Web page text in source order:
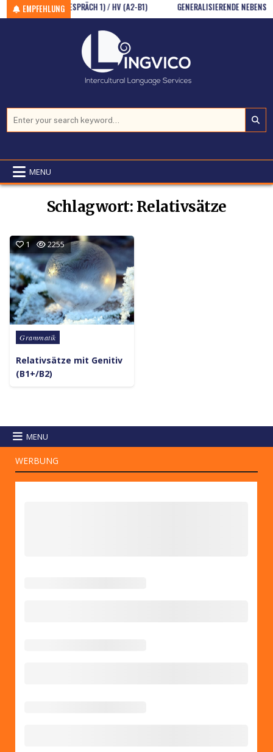
Skip to content
EMPFEHLUNG
(BERATUNGSGESPRÄCH 1) / HV (A2-B1) GENERALISIERENDE
MENU
Schlagwort: Relativsätze
1 2255
Posted in
Grammatik
Relativsätze mit Genitiv
(B1+/B2)
MENU
WERBUNG